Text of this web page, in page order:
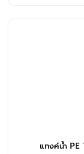
แทงค์น้ำ